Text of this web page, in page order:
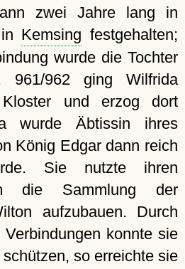
zwei Jahre lang in
Kemsing festgehalten;
wurde die Tochter
961/962 ging Wilfrida
und erzog dort
wurde Äbtissin ihres
König Edgar dann reich
Sie nutzte ihren
die Sammlung der
aufzubauen. Durch
konnte sie
so erreichte sie